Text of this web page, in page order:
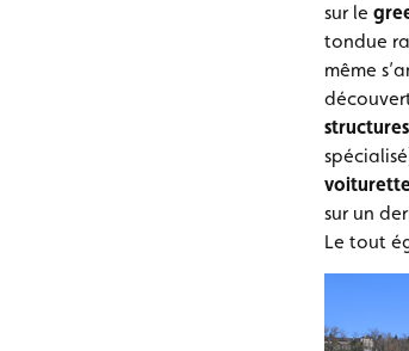
sur le
tondue
même
sur un
Le tout